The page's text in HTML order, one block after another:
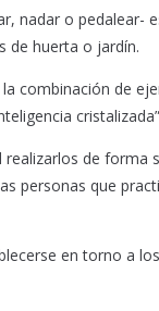
nadar o
de huerta o jardín.
combinación de
realizarlos de
personas que
en torno a